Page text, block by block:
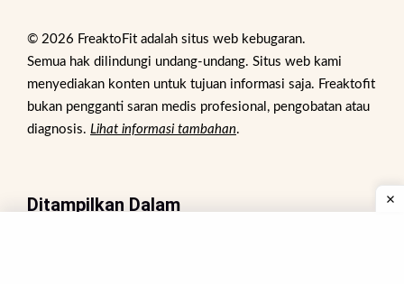
© 2026 FreaktoFit adalah situs web kebugaran.
Semua hak dilindungi undang-undang. Situs web kami
menyediakan konten untuk tujuan informasi saja. Freaktofit
bukan pengganti saran medis profesional, pengobatan atau
diagnosis. Lihat informasi tambahan.
Ditampilkan Dalam